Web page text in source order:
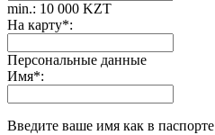
min.: 10 000 KZT
На карту*:
Персональные данные
Имя*:
Введите ваше имя как в паспорте